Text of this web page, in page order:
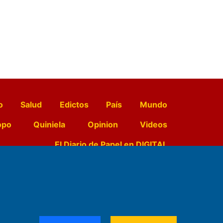
Salud Edictos País
Mundo
Quiniela Opinion
Videos
El Diario de Papel en DIGITAL